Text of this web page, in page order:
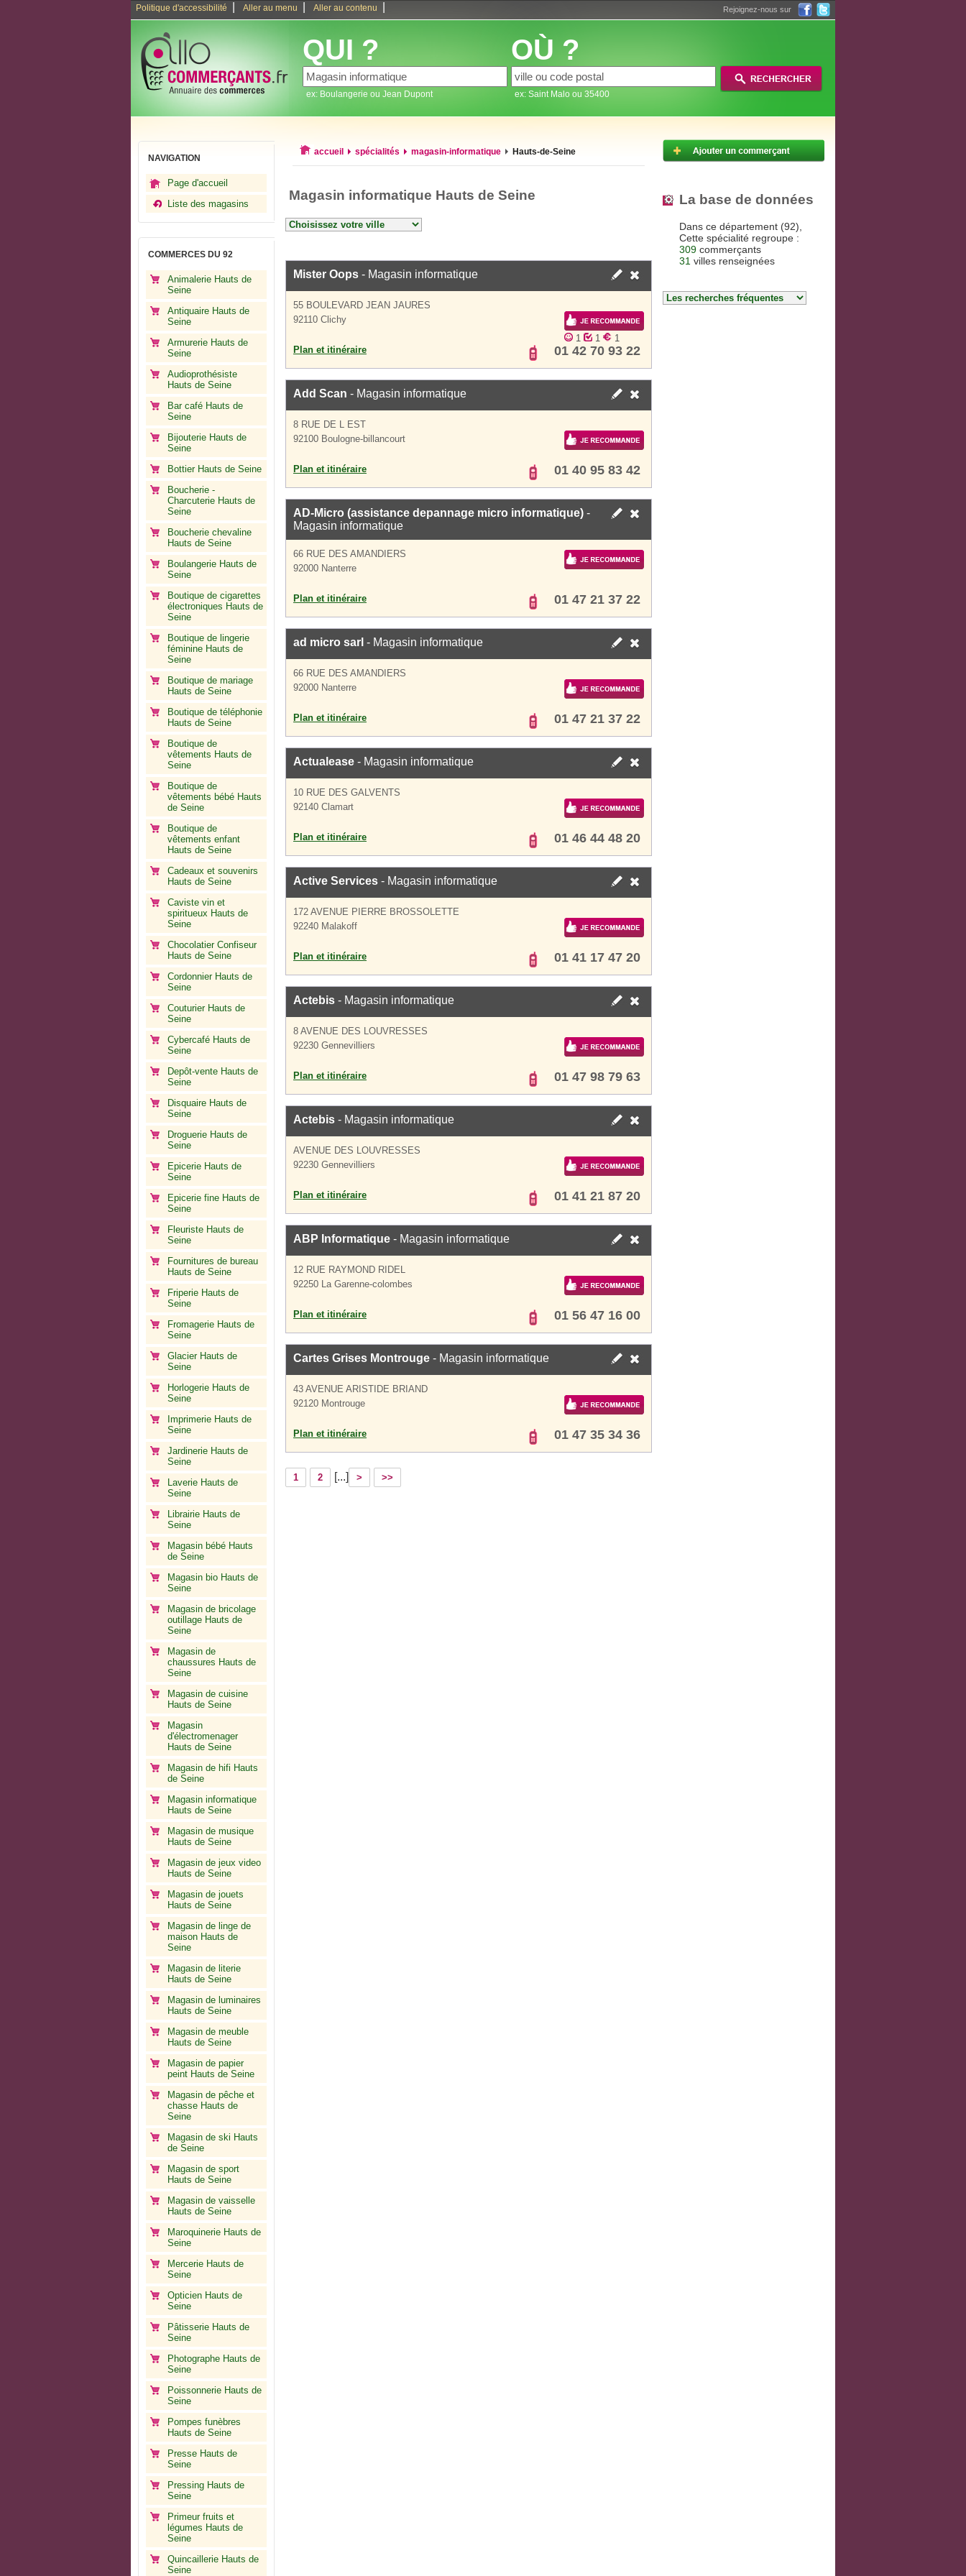
Politique d'accessibilité Aller au menu Aller au contenu Rejoignez-nous sur
QUI ?
ex: Boulangerie ou Jean Dupont
OÙ ?
ex: Saint Malo ou 35400
NAVIGATION
Page d'accueil
Liste des magasins
COMMERCES DU 92
Animalerie Hauts de
Seine
Antiquaire Hauts de
Seine
Armurerie Hauts de
Seine
Audioprothésiste
Hauts de Seine
Bar café Hauts de
Seine
Bijouterie Hauts de
Seine
Bottier Hauts de Seine
Boucherie -
Charcuterie Hauts de
Seine
Boucherie chevaline
Hauts de Seine
Boulangerie Hauts de
Seine
Boutique de cigarettes
électroniques Hauts de
Seine
Boutique de lingerie
féminine Hauts de
Seine
Boutique de mariage
Hauts de Seine
Boutique de téléphonie
Hauts de Seine
Boutique de
vêtements Hauts de
Seine
Boutique de
vêtements bébé Hauts
de Seine
Boutique de
vêtements enfant
Hauts de Seine
Cadeaux et souvenirs
Hauts de Seine
Caviste vin et
spiritueux Hauts de
Seine
Chocolatier Confiseur
Hauts de Seine
Cordonnier Hauts de
Seine
Couturier Hauts de
Seine
Cybercafé Hauts de
Seine
Depôt-vente Hauts de
Seine
Disquaire Hauts de
Seine
Droguerie Hauts de
Seine
Epicerie Hauts de
Seine
Epicerie fine Hauts de
Seine
Fleuriste Hauts de
Seine
Fournitures de bureau
Hauts de Seine
Friperie Hauts de
Seine
Fromagerie Hauts de
Seine
Glacier Hauts de
Seine
Horlogerie Hauts de
Seine
Imprimerie Hauts de
Seine
Jardinerie Hauts de
Seine
Laverie Hauts de
Seine
Librairie Hauts de
Seine
Magasin bébé Hauts
de Seine
Magasin bio Hauts de
Seine
Magasin de bricolage
outillage Hauts de
Seine
Magasin de
chaussures Hauts de
Seine
Magasin de cuisine
Hauts de Seine
Magasin
d'électromenager
Hauts de Seine
Magasin de hifi Hauts
de Seine
Magasin informatique
Hauts de Seine
Magasin de musique
Hauts de Seine
Magasin de jeux video
Hauts de Seine
Magasin de jouets
Hauts de Seine
Magasin de linge de
maison Hauts de
Seine
Magasin de literie
Hauts de Seine
Magasin de luminaires
Hauts de Seine
Magasin de meuble
Hauts de Seine
Magasin de papier
peint Hauts de Seine
Magasin de pêche et
chasse Hauts de
Seine
Magasin de ski Hauts
de Seine
Magasin de sport
Hauts de Seine
Magasin de vaisselle
Hauts de Seine
Maroquinerie Hauts de
Seine
Mercerie Hauts de
Seine
Opticien Hauts de
Seine
Pâtisserie Hauts de
Seine
Photographe Hauts de
Seine
Poissonnerie Hauts de
Seine
Pompes funèbres
Hauts de Seine
Presse Hauts de
Seine
Pressing Hauts de
Seine
Primeur fruits et
légumes Hauts de
Seine
Quincaillerie Hauts de
Seine
accueil spécialités magasin-informatique Hauts-de-Seine
Magasin informatique Hauts de Seine
Mister Oops - Magasin informatique
55 BOULEVARD JEAN JAURES
92110 Clichy
1
1
1
Plan et itinéraire
01 42 70 93 22
Add Scan - Magasin informatique
8 RUE DE L EST
92100 Boulogne-billancourt
Plan et itinéraire 01 40 95 83 42
AD-Micro (assistance depannage micro informatique) -
Magasin informatique
66 RUE DES AMANDIERS
92000 Nanterre
Plan et itinéraire 01 47 21 37 22
ad micro sarl - Magasin informatique
66 RUE DES AMANDIERS
92000 Nanterre
Plan et itinéraire 01 47 21 37 22
Actualease - Magasin informatique
10 RUE DES GALVENTS
92140 Clamart
Plan et itinéraire 01 46 44 48 20
Active Services - Magasin informatique
172 AVENUE PIERRE BROSSOLETTE
92240 Malakoff
Plan et itinéraire 01 41 17 47 20
Actebis - Magasin informatique
8 AVENUE DES LOUVRESSES
92230 Gennevilliers
Plan et itinéraire 01 47 98 79 63
Actebis - Magasin informatique
AVENUE DES LOUVRESSES
92230 Gennevilliers
Plan et itinéraire 01 41 21 87 20
ABP Informatique - Magasin informatique
12 RUE RAYMOND RIDEL
92250 La Garenne-colombes
Plan et itinéraire 01 56 47 16 00
Cartes Grises Montrouge - Magasin informatique
43 AVENUE ARISTIDE BRIAND
92120 Montrouge
Plan et itinéraire 01 47 35 34 36
1 2 [...] > >>
La base de données
Dans ce département (92),
Cette spécialité regroupe :
309 commerçants
31 villes renseignées